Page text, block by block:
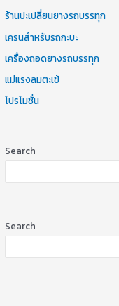
ร้านปะเปลี่ยนยางรถบรรทุก
เครนสำหรับรถกะบะ
เครื่องถอดยางรถบรรทุก
แม่แรงลมตะเข้
โปรโมชั่น
Search
Search